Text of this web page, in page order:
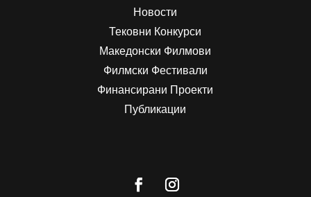
Новости
Тековни Конкурси
Македонски Филмови
Филмски Фестивали
Финансирани Проекти
Публикации